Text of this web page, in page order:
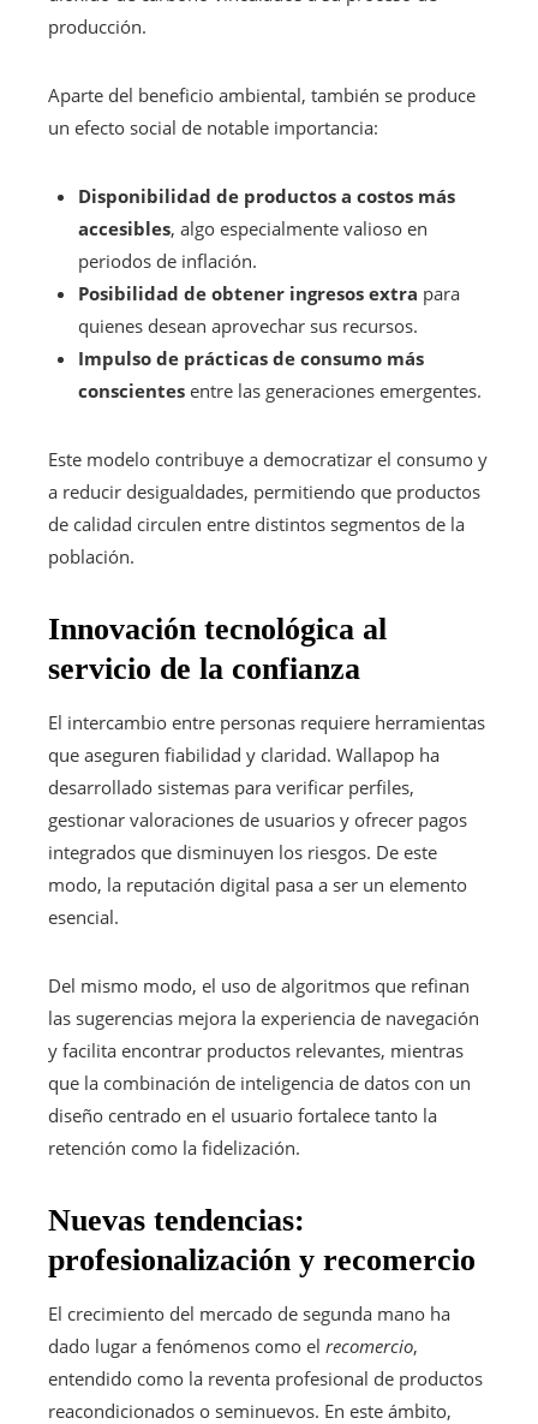
producción.
Aparte del beneficio ambiental, también se produce
un efecto social de notable importancia:
Disponibilidad de productos a costos más
accesibles, algo especialmente valioso en
periodos de inflación.
Posibilidad de obtener ingresos extra para
quienes desean aprovechar sus recursos.
Impulso de prácticas de consumo más
conscientes entre las generaciones emergentes.
Este modelo contribuye a democratizar el consumo y
a reducir desigualdades, permitiendo que productos
de calidad circulen entre distintos segmentos de la
población.
Innovación tecnológica al
servicio de la confianza
El intercambio entre personas requiere herramientas
que aseguren fiabilidad y claridad. Wallapop ha
desarrollado sistemas para verificar perfiles,
gestionar valoraciones de usuarios y ofrecer pagos
integrados que disminuyen los riesgos. De este
modo, la reputación digital pasa a ser un elemento
esencial.
Del mismo modo, el uso de algoritmos que refinan
las sugerencias mejora la experiencia de navegación
y facilita encontrar productos relevantes, mientras
que la combinación de inteligencia de datos con un
diseño centrado en el usuario fortalece tanto la
retención como la fidelización.
Nuevas tendencias:
profesionalización y recomercio
El crecimiento del mercado de segunda mano ha
dado lugar a fenómenos como el recomercio,
entendido como la reventa profesional de productos
reacondicionados o seminuevos. En este ámbito,